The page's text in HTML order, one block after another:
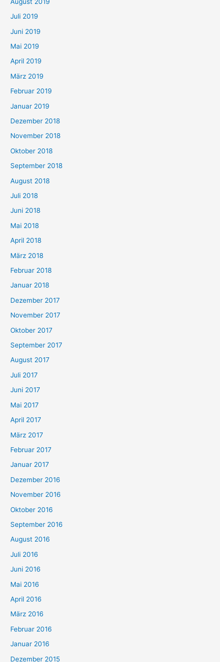
Juli 2019
Juni 2019
Mai 2019
April 2019
März 2019
Februar 2019
Januar 2019
Dezember 2018
November 2018
Oktober 2018
September 2018
August 2018
Juli 2018
Juni 2018
Mai 2018
April 2018
März 2018
Februar 2018
Januar 2018
Dezember 2017
November 2017
Oktober 2017
September 2017
August 2017
Juli 2017
Juni 2017
Mai 2017
April 2017
März 2017
Februar 2017
Januar 2017
Dezember 2016
November 2016
Oktober 2016
September 2016
August 2016
Juli 2016
Juni 2016
Mai 2016
April 2016
März 2016
Februar 2016
Januar 2016
Dezember 2015